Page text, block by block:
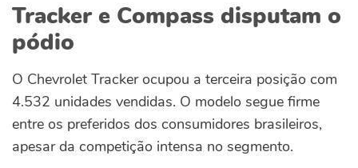
Tracker e Compass disputam o
pódio
O Chevrolet Tracker ocupou a terceira posição com
4.532 unidades vendidas. O modelo segue firme
entre os preferidos dos consumidores brasileiros,
apesar da competição intensa no segmento.